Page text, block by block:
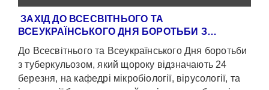
ЗАХІД ДО ВСЕСВІТНЬОГО ТА
ВСЕУКРАЇНСЬКОГО ДНЯ БОРОТЬБИ З…
До Всесвітнього та Всеукраїнського Дня боротьби
з туберкульозом, який щороку відзначають 24
березня, на кафедрі мікробіології, вірусології, та